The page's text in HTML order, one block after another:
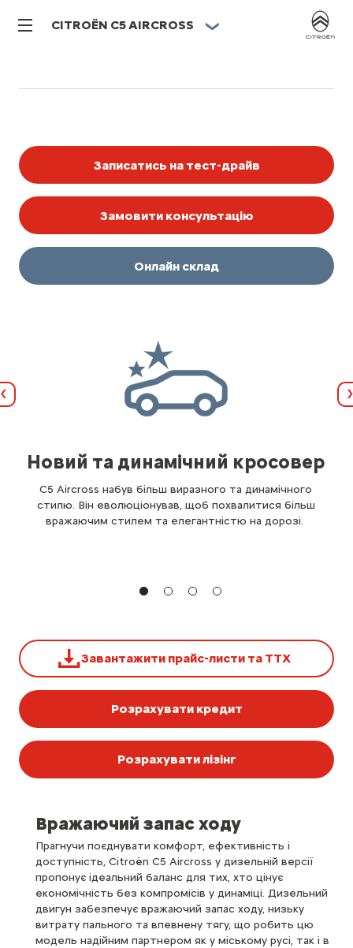
CITROËN C5 AIRCROSS
Записатись на тест-драйв
Замовити консультацію
Онлайн склад
Назад
Новий та динамічний кросовер
C5 Aircross набув більш виразного та динамічного
стилю. Він еволюціонував, щоб похвалитися більш
вражаючим стилем та елегантністю на дорозі.
Завантажити прайс-листи та ТТХ
Розрахувати кредит
Розрахувати лізінг
Вражаючий запас ходу
Прагнучи поєднувати комфорт, ефективність і
доступність, Citroën C5 Aircross у дизельній версії
пропонує ідеальний баланс для тих, хто цінує
економічність без компромісів у динаміці. Дизельний
двигун забезпечує вражаючий запас ходу, низьку
витрату пального та впевнену тягу, що робить цю
модель надійним партнером як у міському русі, так і в